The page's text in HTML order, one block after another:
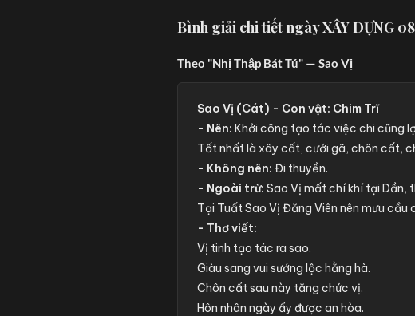
Bình giải chi tiết ngày XÂY DỰNG
Theo "Nhị Thập Bát Tú" — Sao Vị
Sao Vị (Cát) - Con vật: Chim Trĩ
- Nên: Khởi công tạo tác việc chi cũng
Tốt nhất là xây cất, cưới gã, chôn cất,
- Không nên: Đi thuyền.
- Ngoài trừ: Sao Vị mất chí khí tại Dần,
Tại Tuất Sao Vị Đăng Viên nên mưu
- Thơ viết:
Vị tinh tạo tác ra sao.
Giàu sang vui sướng lộc hằng hà.
Chôn cất sau này tăng chức vị.
Hôn nhân ngày ấy được an hòa.